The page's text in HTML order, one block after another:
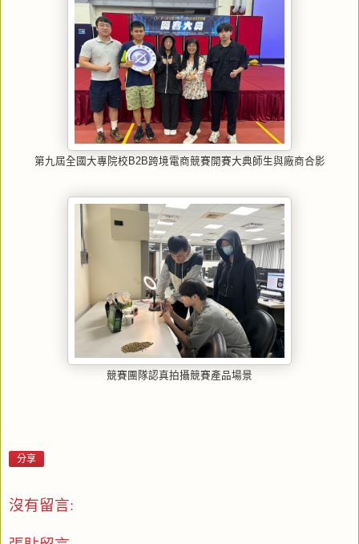
第九屆全國大專院校B2B跨境電商競賽開賽大典師生與廠商合影
競賽團隊認真拍攝競賽產品場景
分享
沒有留言: